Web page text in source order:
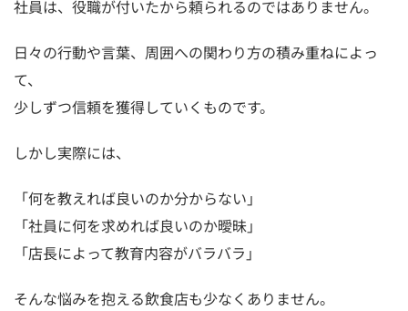
社員は、役職が付いたから頼られるのではありません。
日々の行動や言葉、周囲への関わり方の積み重ねによっ
て、
少しずつ信頼を獲得していくものです。
しかし実際には、
「何を教えれば良いのか分からない」
「社員に何を求めれば良いのか曖昧」
「店長によって教育内容がバラバラ」
そんな悩みを抱える飲食店も少なくありません。